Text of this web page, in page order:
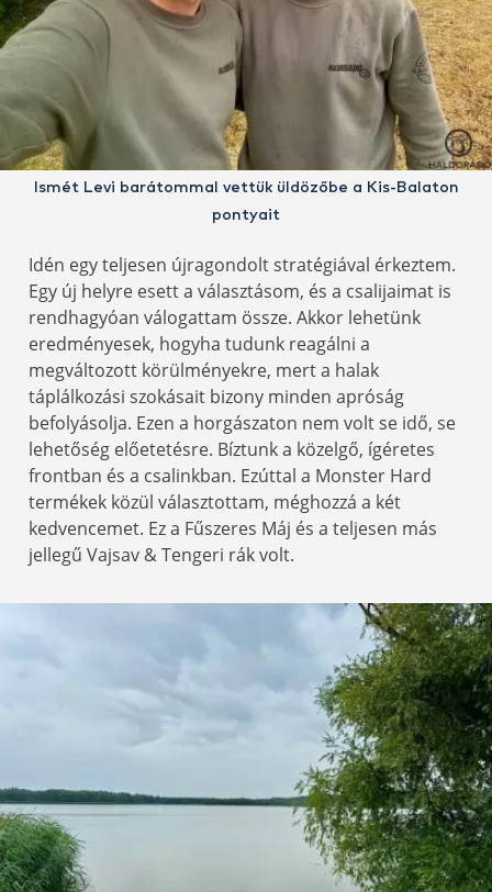
Ismét Levi barátommal vettük üldözőbe a Kis-Balaton
pontyait
Idén egy teljesen újragondolt stratégiával érkeztem.
Egy új helyre esett a választásom, és a csalijaimat is
rendhagyóan válogattam össze. Akkor lehetünk
eredményesek, hogyha tudunk reagálni a
megváltozott körülményekre, mert a halak
táplálkozási szokásait bizony minden apróság
befolyásolja. Ezen a horgászaton nem volt se idő, se
lehetőség előetetésre. Bíztunk a közelgő, ígéretes
frontban és a csalinkban. Ezúttal a Monster Hard
termékek közül választottam, méghozzá a két
kedvencemet. Ez a Fűszeres Máj és a teljesen más
jellegű Vajsav & Tengeri rák volt.